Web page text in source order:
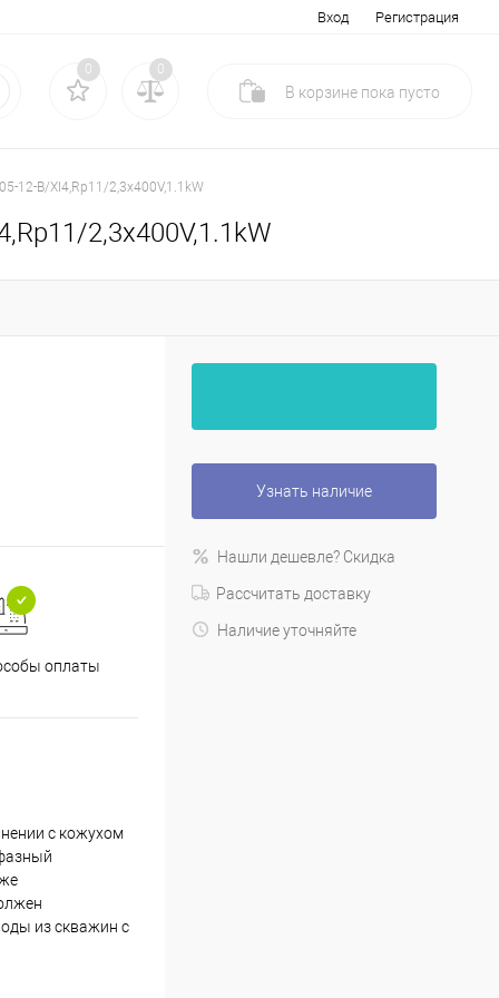
Вход Регистрация
0 0
В корзине пока пусто
12-B/XI4,Rp11/2,3x400V,1.1kW
2,3x400V,1.1kW
оплаты
с кожухом
из скважин с
Узнать наличие
Нашли дешевле? Скидка
Рассчитать доставку
Наличие уточняйте